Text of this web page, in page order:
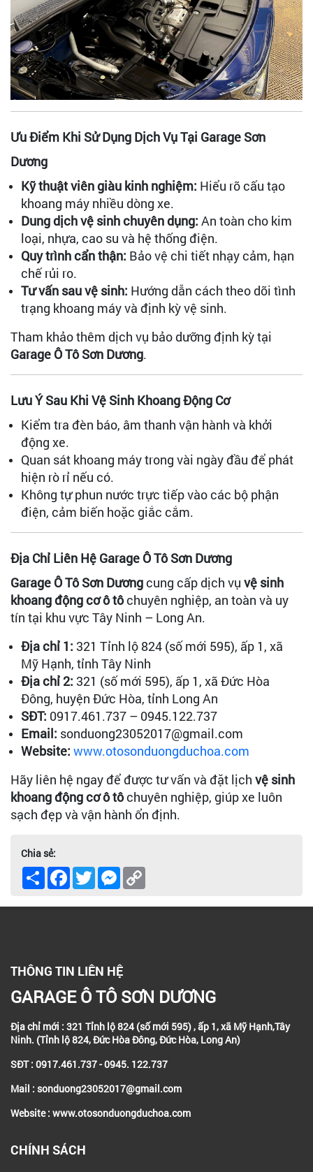
Ưu Điểm Khi Sử Dụng Dịch Vụ Tại Garage Sơn
Dương
Kỹ thuật viên giàu kinh nghiệm: Hiểu rõ cấu tạo
khoang máy nhiều dòng xe.
Dung dịch vệ sinh chuyên dụng: An toàn cho kim
loại, nhựa, cao su và hệ thống điện.
Quy trình cẩn thận: Bảo vệ chi tiết nhạy cảm, hạn
chế rủi ro.
Tư vấn sau vệ sinh: Hướng dẫn cách theo dõi tình
trạng khoang máy và định kỳ vệ sinh.
Tham khảo thêm dịch vụ bảo dưỡng định kỳ tại
Garage Ô Tô Sơn Dương.
Lưu Ý Sau Khi Vệ Sinh Khoang Động Cơ
Kiểm tra đèn báo, âm thanh vận hành và khởi
động xe.
Quan sát khoang máy trong vài ngày đầu để phát
hiện rò rỉ nếu có.
Không tự phun nước trực tiếp vào các bộ phận
điện, cảm biến hoặc giắc cắm.
Địa Chỉ Liên Hệ Garage Ô Tô Sơn Dương
Garage Ô Tô Sơn Dươngcung cấp dịch vụ vệ sinh
khoang động cơ ô tôchuyên nghiệp, an toàn và uy
tín tại khu vực Tây Ninh – Long An.
Địa chỉ 1: 321 Tỉnh lộ 824 (số mới 595), ấp 1, xã
Mỹ Hạnh, tỉnh Tây Ninh
Địa chỉ 2: 321 (số mới 595), ấp 1, xã Đức Hòa
Đông, huyện Đức Hòa, tỉnh Long An
SĐT: 0917.461.737 – 0945.122.737
Email: sonduong23052017@gmail.com
Website: www.otosonduongduchoa.com
Hãy liên hệ ngay để được tư vấn và đặt lịch vệ sinh
khoang động cơ ô tôchuyên nghiệp, giúp xe luôn
sạch đẹp và vận hành ổn định.
Chia sẻ:
Share FacebookTwitterMessenger
THÔNG TIN LIÊN HỆ
GARAGE Ô TÔ SƠN DƯƠNG
Địa chỉ mới : 321 Tỉnh lộ 824 (số mới 595) , ấp 1, xã Mỹ Hạnh,Tây
Ninh. (Tỉnh lộ 824, Đức Hòa Đông, Đức Hòa, Long An)
SĐT : 0917.461.737 - 0945. 122.737
Mail : sonduong23052017@gmail.com
Website : www.otosonduongduchoa.com
CHÍNH SÁCH